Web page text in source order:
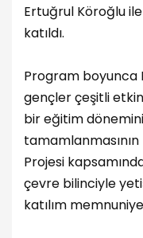
Ertuğrul Köroğlu
katıldı.
Program boyunca
gençler çeşitli
bir eğitim
tamamlanmasının
Projesi
çevre bilinciyle
katılım